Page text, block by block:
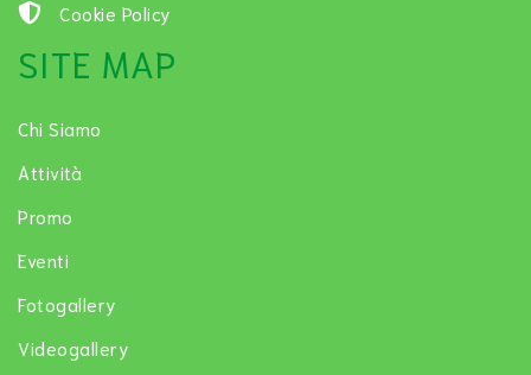
Cookie Policy
SITE MAP
Chi Siamo
Attività
Promo
Eventi
Fotogallery
Videogallery